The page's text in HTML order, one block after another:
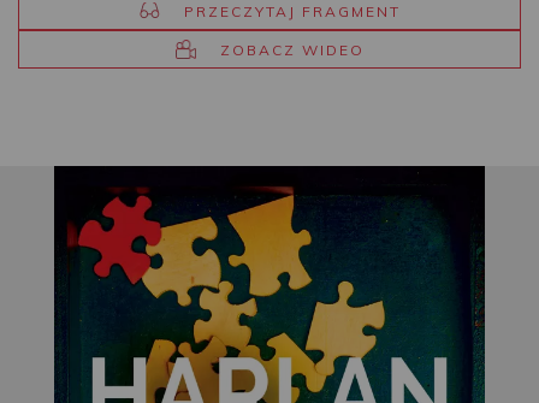
PRZECZYTAJ FRAGMENT
ZOBACZ WIDEO